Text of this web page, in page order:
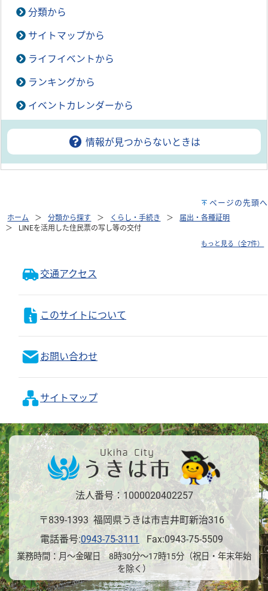
分類から
サイトマップから
ライフイベントから
ランキングから
イベントカレンダーから
情報が見つからないときは
ページの先頭へ
ホーム 分類から探す くらし・手続き
届出・各種証明
LINEを活用した住民票の写し等の交付
もっと見る（全7件）
交通アクセス
このサイトについて
お問い合わせ
サイトマップ
法人番号：1000020402257
〒839-1393 福岡県うきは市吉井町新治316
電話番号:0943-75-3111 Fax:0943-75-5509
業務時間：月～金曜日 8時30分～17時15分（祝日・年末年始
を除く）